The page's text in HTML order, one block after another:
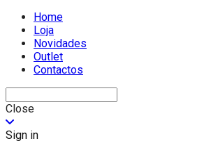
Home
Loja
Novidades
Outlet
Contactos
Close
Sign in